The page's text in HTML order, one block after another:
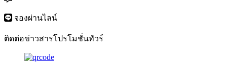
จองผ่านไลน์
ติดต่อข่าวสารโปรโมชั่นทัวร์